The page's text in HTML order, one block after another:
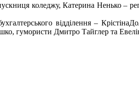
коледжу, Катерина Ненько –
відділення –
гумористи Дмитро Тайглер та